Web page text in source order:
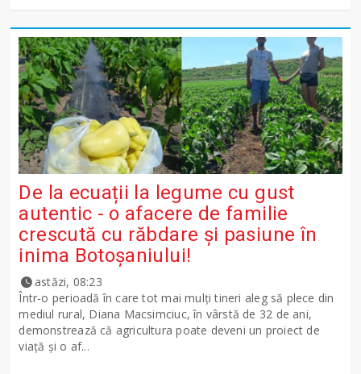
De la ecuații la legume cu gust
autentic - o afacere de familie
crescută cu răbdare și pasiune în
inima Botoșaniului!
astăzi, 08:23
Într-o perioadă în care tot mai mulți tineri aleg să plece din
mediul rural, Diana Macsimciuc, în vârstă de 32 de ani,
demonstrează că agricultura poate deveni un proiect de
viață și o af...